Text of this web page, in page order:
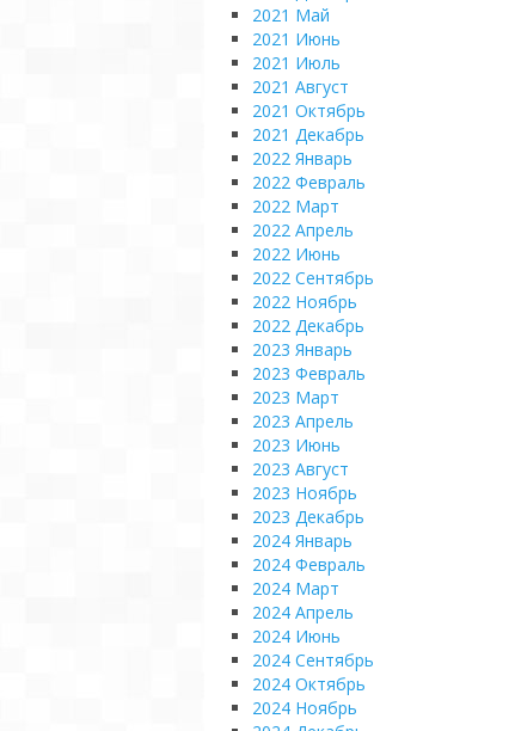
2021 Май
2021 Июнь
2021 Июль
2021 Август
2021 Октябрь
2021 Декабрь
2022 Январь
2022 Февраль
2022 Март
2022 Апрель
2022 Июнь
2022 Сентябрь
2022 Ноябрь
2022 Декабрь
2023 Январь
2023 Февраль
2023 Март
2023 Апрель
2023 Июнь
2023 Август
2023 Ноябрь
2023 Декабрь
2024 Январь
2024 Февраль
2024 Март
2024 Апрель
2024 Июнь
2024 Сентябрь
2024 Октябрь
2024 Ноябрь